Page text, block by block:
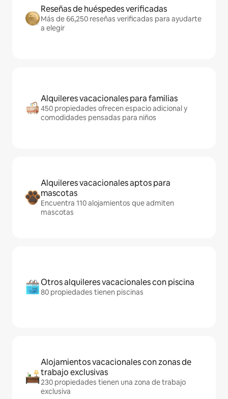
Reseñas de huéspedes verificadas
Más de 66,250 reseñas verificadas para ayudarte
a elegir
Alquileres vacacionales para familias
450 propiedades ofrecen espacio adicional y
comodidades pensadas para niños
Alquileres vacacionales aptos para
mascotas
Encuentra 110 alojamientos que admiten
mascotas
Otros alquileres vacacionales con piscina
80 propiedades tienen piscinas
Alojamientos vacacionales con zonas de
trabajo exclusivas
230 propiedades tienen una zona de trabajo
exclusiva